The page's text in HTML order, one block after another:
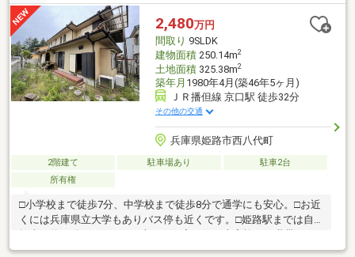
2,480万円
間取り 9SLDK
建物面積250.14m2
土地面積325.38m2
築年月 1980年4月(築46年5ヶ月)
ＪＲ播但線 京口駅 徒歩32分
その他の交通
兵庫県姫路市西八代町
2階建て 駐車場あり
駐車2台
所有権
□小学校まで徒歩7分、中学校まで徒歩8分で通学にも安心。□お近
くには兵庫県立大学もありバス停も近くです。□姫路駅までは自
かがでしょうか？□残置物が多いためお写真少ないです。リフォ